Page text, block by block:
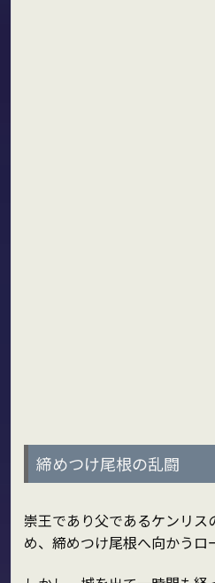
締めつけ尾根の乱闘
崇王であり父であるケンリス
め、締めつけ尾根へ向かうロ